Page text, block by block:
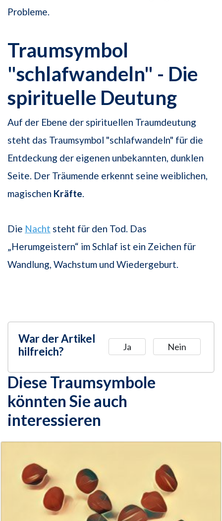
Probleme.
Traumsymbol
"schlafwandeln" - Die
spirituelle Deutung
Auf der Ebene der spirituellen Traumdeutung
steht das Traumsymbol "schlafwandeln" für die
Entdeckung der eigenen unbekannten, dunklen
Seite. Der Träumende erkennt seine weiblichen,
magischen Kräfte
Die Nacht steht für den Tod. Das
„Herumgeistern“ im Schlaf ist ein Zeichen für
Wandlung, Wachstum und Wiedergeburt.
War der Artikel
hilfreich?
Ja Nein
Diese Traumsymbole
könnten Sie auch
interessieren